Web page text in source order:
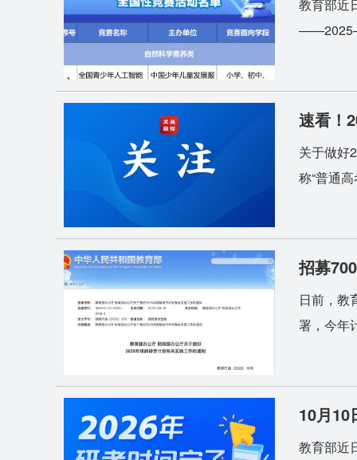
教育部近
速看！
关于做好
称“普通
招募
日前，教
署，今年
10月10
教育部近